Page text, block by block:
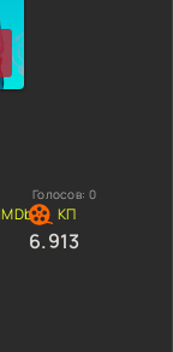
Голосов: 0
6.913